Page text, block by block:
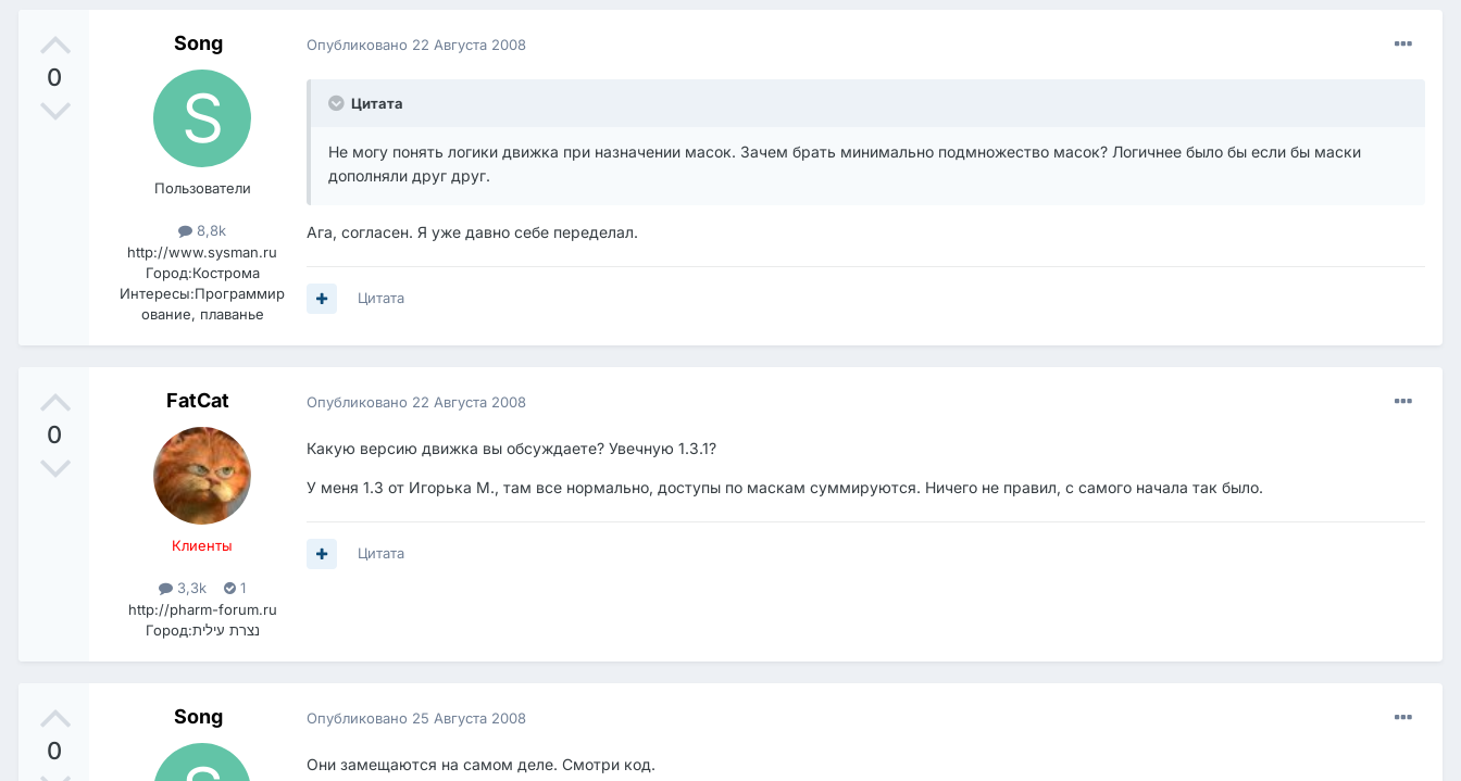
0
Song
Пользователи
8,8k
http://www.sysman.ru
Город:Кострома
Интересы:Программир
ование, плаванье
Опубликовано 22 Августа 2008
Цитата
Не могу понять логики движка при назначении масок. Зачем брать минимально подмножество масок? Логичнее было бы если бы маски
дополняли друг друг.
Ага, согласен. Я уже давно себе переделал.
Цитата
0
FatCat
Клиенты
3,3k
1
http://pharm-forum.ru
Город:נצרת עילית
Опубликовано 22 Августа 2008
Какую версию движка вы обсуждаете? Увечную 1.3.1?
У меня 1.3 от Игорька М., там все нормально, доступы по маскам суммируются. Ничего не правил, с самого начала так было.
Цитата
0
Song Опубликовано 25 Августа 2008
Они замещаются на самом деле. Смотри код.